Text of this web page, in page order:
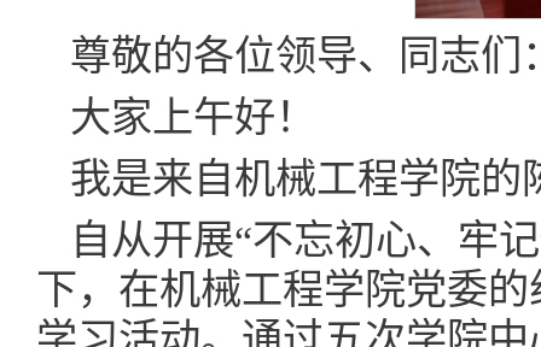
尊敬的各位领导、同志们
大家上午好！
我是来自机械工程学院
自从开展“不忘初心、牢
下，在机械工程学院党委